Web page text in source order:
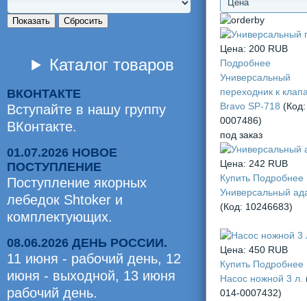
Показать Сбросить
Каталог товаров
ВКОНТАКТЕ
Вступайте в нашу группу
ВКонтакте.
01.07.2026 НОВОЕ
ПОСТУПЛЕНИЕ
Поступление якорных
лебедок Shtoker и
комплектующих.
08.06.2026 ДЕНЬ РОССИИ.
11 июня - рабочий день, 12
июня - выходной, 13 июня
рабочий день.
Цена: 200 RUB
Подробнее
Универсальный
переходник к
Bravo SP-718
0007486)
под заказ
Цена: 242 RUB
Купить Подробнее
Универсальный
(Код: 10246683)
Цена: 450 RUB
Купить Подробнее
Насос ножной 3 л.
014-0007432)